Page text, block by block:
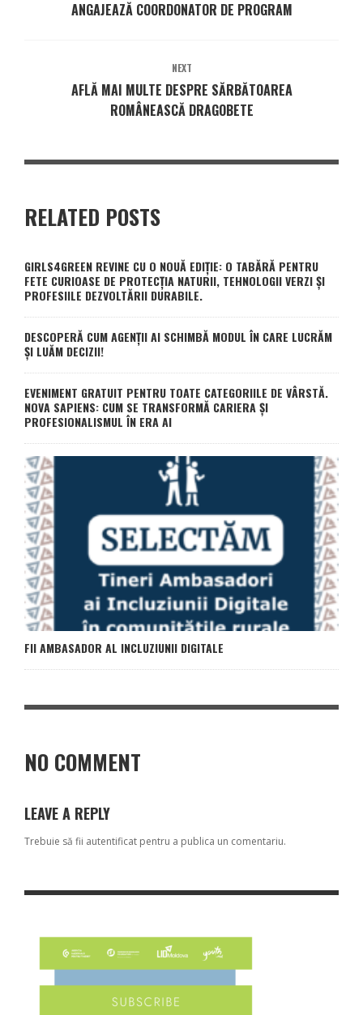
ANGAJEAZĂ COORDONATOR DE PROGRAM
NEXT
AFLĂ MAI MULTE DESPRE SĂRBĂTOAREA
ROMÂNEASCĂ DRAGOBETE
RELATED POSTS
GIRLS4GREEN REVINE CU O NOUĂ EDIȚIE: O TABĂRĂ PENTRU
FETE CURIOASE DE PROTECȚIA NATURII, TEHNOLOGII VERZI ȘI
PROFESIILE DEZVOLTĂRII DURABILE.
DESCOPERĂ CUM AGENȚII AI SCHIMBĂ MODUL ÎN CARE LUCRĂM
ȘI LUĂM DECIZII!
EVENIMENT GRATUIT PENTRU TOATE CATEGORIILE DE VÂRSTĂ.
NOVA SAPIENS: CUM SE TRANSFORMĂ CARIERA ȘI
PROFESIONALISMUL ÎN ERA AI
FII AMBASADOR AL INCLUZIUNII DIGITALE
NO COMMENT
LEAVE A REPLY
Trebuie să fii autentificat pentru a publica un comentariu.